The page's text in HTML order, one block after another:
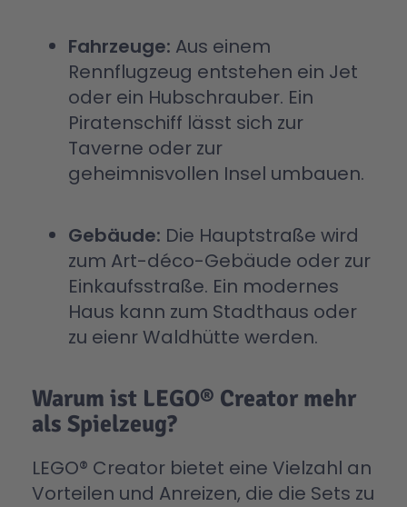
Fahrzeuge: Aus einem
Rennflugzeug entstehen ein Jet
oder ein Hubschrauber. Ein
Piratenschiff lässt sich zur
Taverne oder zur
geheimnisvollen Insel umbauen.
Gebäude: Die Hauptstraße wird
zum Art-déco-Gebäude oder zur
Einkaufsstraße. Ein modernes
Haus kann zum Stadthaus oder
zu eienr Waldhütte werden.
Warum ist LEGO® Creator mehr
als Spielzeug?
LEGO® Creator bietet eine Vielzahl an
Vorteilen und Anreizen, die die Sets zu